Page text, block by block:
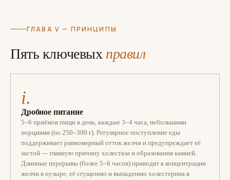
ГЛАВА V — ПРИНЦИПЫ
Пять ключевых правил
i.
Дробное питание
5–6 приёмов пищи в день, каждые 3–4 часа, небольшими
порциями (по 250–300 г). Регулярное поступление еды
поддерживает равномерный отток желчи и предупреждает её
застой — главную причину холестаза и образования камней.
Длинные перерывы (более 5–6 часов) приводят к концентрации
желчи в пузыре, её сгущению и выпадению холестерина в